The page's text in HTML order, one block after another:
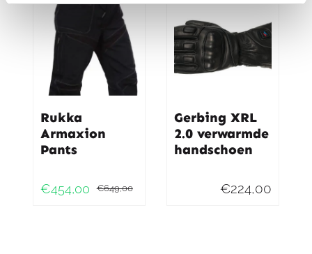
€349,95.
€279,95.
Rukka
Armaxion
Pants
€649,00
Oorspronkelijke
€454,00
Gerbing XRL
2.0 verwarmde
handschoen
€224,00